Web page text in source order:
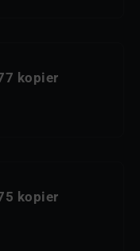
kopier
kopier